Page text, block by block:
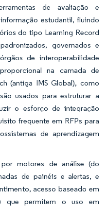
de avaliação e
estudantil, fluindo
do tipo Learning Record
governados e
de interoperabilidade
na camada de
(antiga IMS Global), como
usados para estruturar a
o esforço de integração
frequente em RFPs para
de aprendizagem
motores de análise (do
de painéis e alertas, e
acesso baseado em
que permitem o uso em